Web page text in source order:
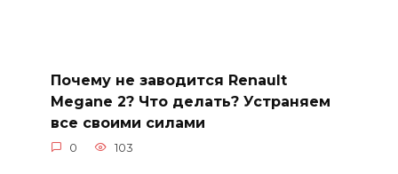
Почему не заводится Renault
Megane 2? Что делать? Устраняем
все своими силами
0 103